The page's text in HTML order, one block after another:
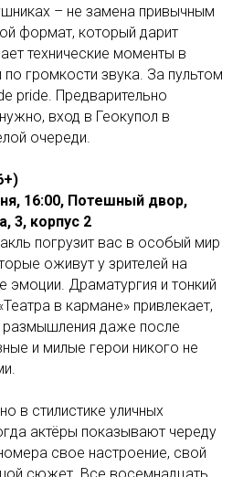
– не замена привычным
формат, который дарит
технические моменты в
по громкости звука. За пультом
pride. Предварительно
вход в Геокупол в
очереди.
16:00, Потешный двор,
3, корпус 2
погрузит вас в особый мир
оживут у зрителей на
эмоции. Драматургия и тонкий
в кармане» привлекает,
размышления даже после
и милые герои никого не
в стилистике уличных
актёры показывают череду
свое настроение, свой